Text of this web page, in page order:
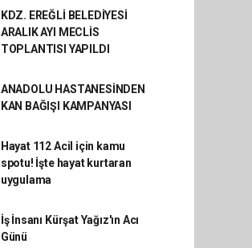
KDZ. EREĞLİ BELEDİYESİ
ARALIK AYI MECLİS
TOPLANTISI YAPILDI
ANADOLU HASTANESİNDEN
KAN BAĞIŞI KAMPANYASI
Hayat 112 Acil için kamu
spotu! İşte hayat kurtaran
uygulama
İş İnsanı Kürşat Yağız'ın Acı
Günü